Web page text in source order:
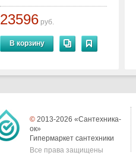
23596 руб.
В корзину
© 2013-2026 «Сантехника-
ок»
Гипермаркет сантехники
Все права защищены